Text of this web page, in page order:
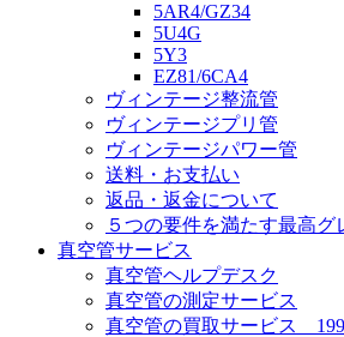
5AR4/GZ34
5U4G
5Y3
EZ81/6CA4
ヴィンテージ整流管
ヴィンテージプリ管
ヴィンテージパワー管
送料・お支払い
返品・返金について
５つの要件を満たす最高
真空管サービス
真空管ヘルプデスク
真空管の測定サービス
真空管の買取サービス